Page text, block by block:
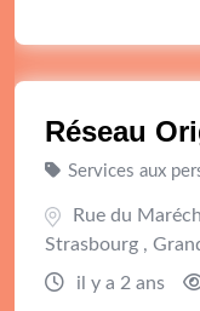
Réseau
Services aux
Rue du
Strasbourg ,
il y a 2 ans